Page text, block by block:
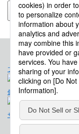
プロダクトライフサイクル
個人情報保護法に基づく公
サイトマップ